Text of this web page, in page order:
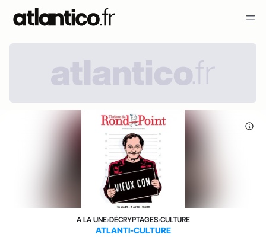
A LA UNE›DÉCRYPTAGES›CULTURE
ATLANTI-CULTURE